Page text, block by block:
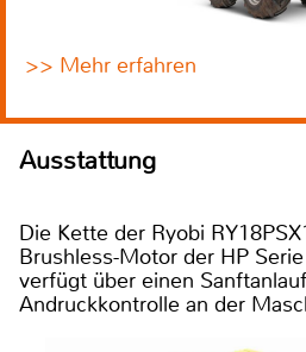
>> Mehr erfahren
Ausstattung
Die Kette der Ryobi
Brushless-Motor der HP
verfügt über einen
Andruckkontrolle an der